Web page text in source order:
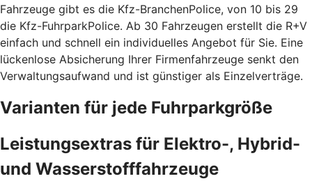
Fahrzeuge gibt es die Kfz-BranchenPolice, von 10 bis 29
die Kfz-FuhrparkPolice. Ab 30 Fahrzeugen erstellt die R+V
einfach und schnell ein individuelles Angebot für Sie. Eine
lückenlose Absicherung Ihrer Firmenfahrzeuge senkt den
Verwaltungsaufwand und ist günstiger als Einzelverträge.
Varianten für jede Fuhrparkgröße
Leistungsextras für Elektro-, Hybrid-
und Wasserstofffahrzeuge